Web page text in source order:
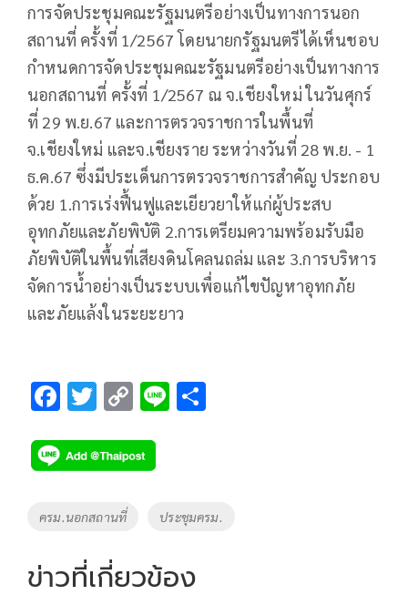
การจัดประชุมคณะรัฐมนตรีอย่างเป็นทางการนอก
สถานที่ ครั้งที่ 1/2567 โดยนายกรัฐมนตรีได้เห็นชอบ
กำหนดการจัดประชุมคณะรัฐมนตรีอย่างเป็นทางการ
นอกสถานที่ ครั้งที่ 1/2567 ณ จ.เชียงใหม่ ในวันศุกร์
ที่ 29 พ.ย.67 และการตรวจราชการในพื้นที่
จ.เชียงใหม่ และจ.เชียงราย ระหว่างวันที่ 28 พ.ย. - 1
ธ.ค.67 ซึ่งมีประเด็นการตรวจราชการสำคัญ ประกอบ
ด้วย 1.การเร่งฟื้นฟูและเยียวยาให้แก่ผู้ประสบ
อุทกภัยและภัยพิบัติ 2.การเตรียมความพร้อมรับมือ
ภัยพิบัติในพื้นที่เสียงดินโคลนถล่ม และ 3.การบริหาร
จัดการน้ำอย่างเป็นระบบเพื่อแก้ไขปัญหาอุทกภัย
และภัยแล้งในระยะยาว
F
e
b
o
k
T
tt
er
C
p
y
k
Li
Tags
ครม.นอกสถานที่ ประชุมครม.
ข่าวที่เกี่ยวข้อง